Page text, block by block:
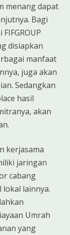
menang dapat
Bagi
disiapkan
manfaat
juga akan
Sedangkan
hasil
akan
kerjasama
jaringan
cabang
lokal lainnya.
Umrah
yang